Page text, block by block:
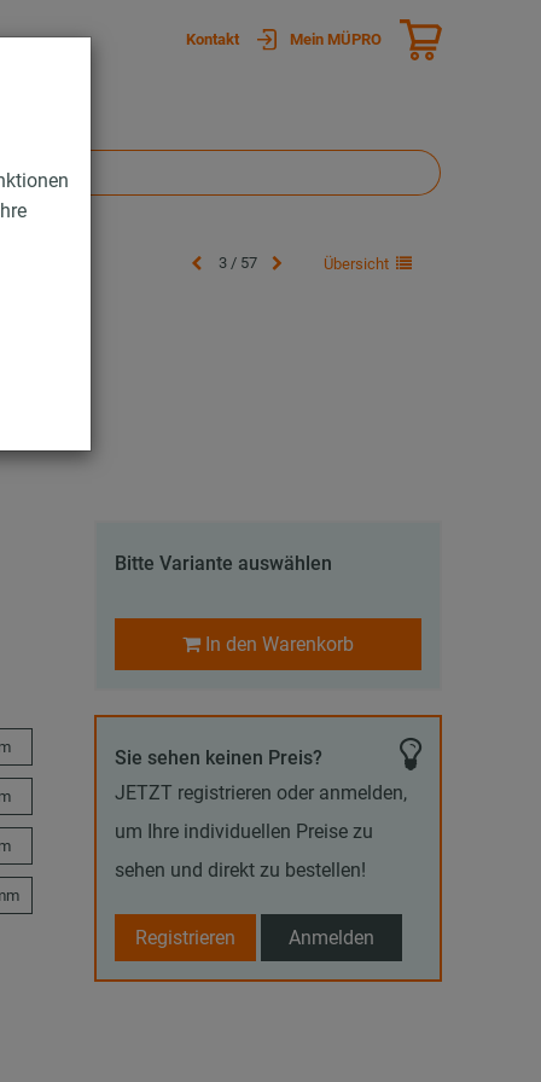
Kontakt Mein MÜPRO
3 / 57 Übersicht
Bitte Variante auswählen
In den Warenkorb
Sie sehen keinen Preis?
JETZT registrieren oder anmelden,
um Ihre individuellen Preise zu
sehen und direkt zu bestellen!
Registrieren Anmelden